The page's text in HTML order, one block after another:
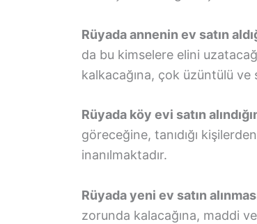
Rüyada annenin ev satın
da bu kimselere elini
kalkacağına, çok üzüntülü
Rüyada köy evi satın
göreceğine, tanıdığı
inanılmaktadır.
Rüyada yeni ev satın
zorunda kalacağına, maddi